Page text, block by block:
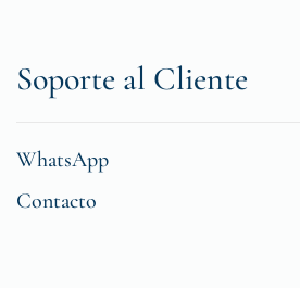
Soporte al Cliente
WhatsApp
Contacto